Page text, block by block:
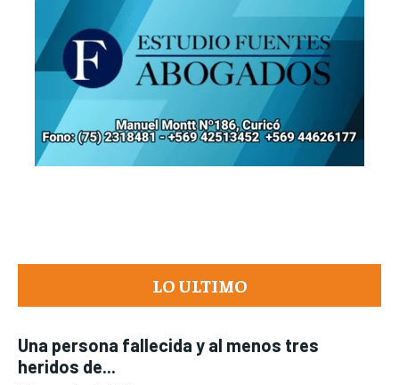
LO ULTIMO
Una persona fallecida y al menos tres
heridos de...